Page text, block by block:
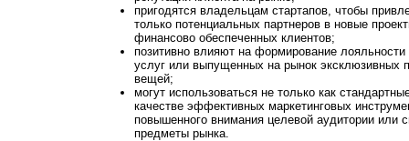
пригодятся владельцам стартапов, чтобы
только потенциальных партнеров в новые
финансово обеспеченных клиентов;
позитивно влияют на формирование лояльности
услуг или выпущенных на рынок эксклюзивных
вещей;
могут использоваться не только как
качестве эффективных маркетинговых
повышенного внимания целевой аудитории или
предметы рынка.